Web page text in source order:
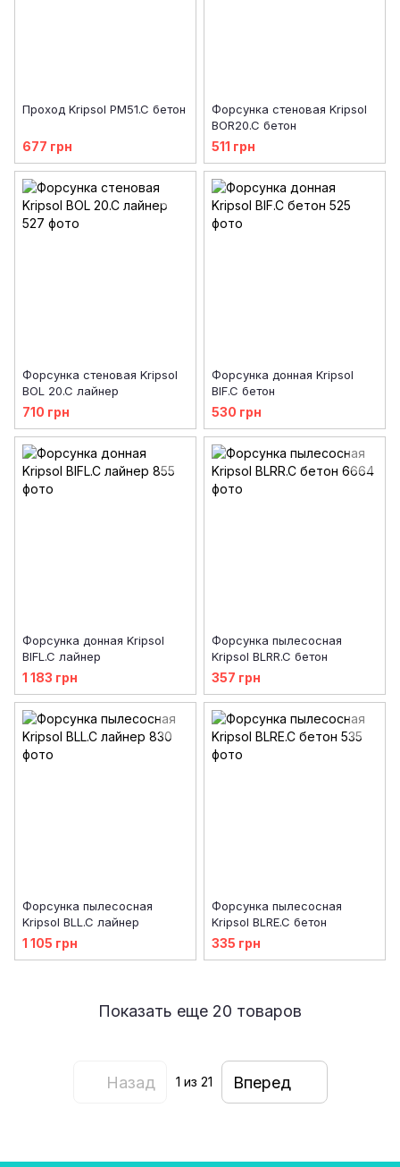
Проход Kripsol PM51.C бетон
677 грн
Форсунка стеновая Kripsol
BOR20.C бетон
511 грн
Форсунка стеновая Kripsol
BOL 20.C лайнер
710 грн
Форсунка донная Kripsol
BIF.C бетон
530 грн
Форсунка донная Kripsol
BIFL.C лайнер
1 183 грн
Форсунка пылесосная
Kripsol BLRR.C бетон
357 грн
Форсунка пылесосная
Kripsol BLL.C лайнер
1 105 грн
Форсунка пылесосная
Kripsol BLRE.C бетон
335 грн
Показать еще 20 товаров
Назад 1 из 21 Вперед